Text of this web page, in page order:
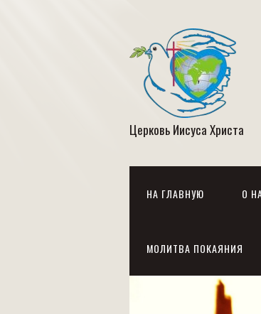
Церковь Иисуса Христа
НА ГЛАВНУЮ О
МОЛИТВА ПОКАЯНИЯ